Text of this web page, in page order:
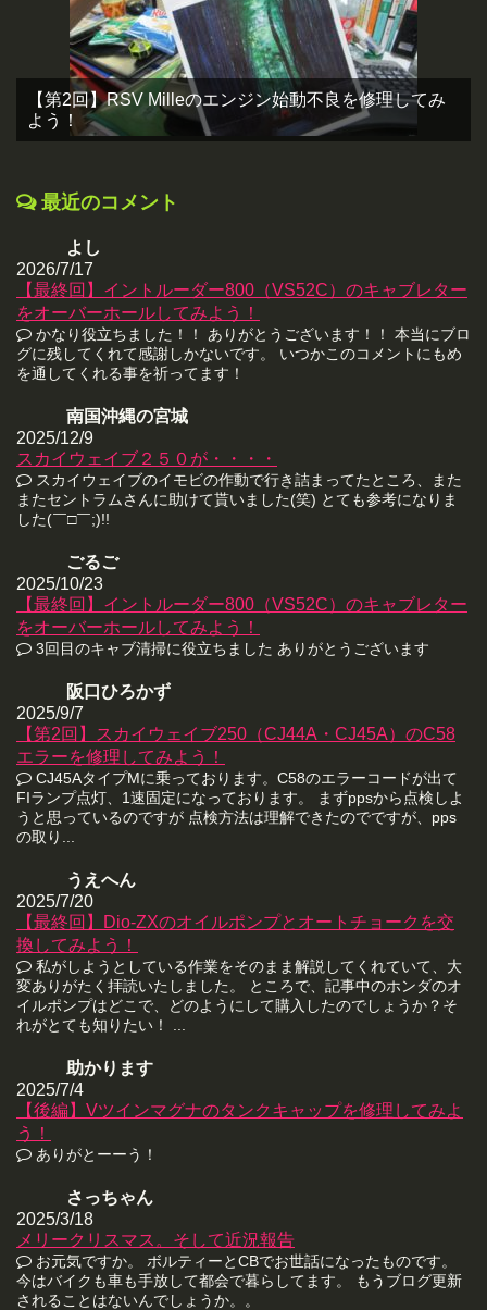
【第2回】RSV Milleのエンジン始動不良を修理してみ
よう！
最近のコメント
よし
2026/7/17
【最終回】イントルーダー800（VS52C）のキャブレター
をオーバーホールしてみよう！
かなり役立ちました！！ ありがとうございます！！ 本当にブロ
グに残してくれて感謝しかないです。 いつかこのコメントにもめ
を通してくれる事を祈ってます！
南国沖縄の宮城
2025/12/9
スカイウェイブ２５０が・・・・
スカイウェイブのイモビの作動で行き詰まってたところ、また
またセントラムさんに助けて貰いました(笑) とても参考になりま
した(￣□￣;)!!
ごるご
2025/10/23
【最終回】イントルーダー800（VS52C）のキャブレター
をオーバーホールしてみよう！
3回目のキャブ清掃に役立ちました ありがとうございます
阪口ひろかず
2025/9/7
【第2回】スカイウェイブ250（CJ44A・CJ45A）のC58
エラーを修理してみよう！
CJ45AタイプMに乗っております。C58のエラーコードが出て
FIランプ点灯、1速固定になっております。 まずppsから点検しよ
うと思っているのですが 点検方法は理解できたのでですが、pps
の取り...
うえへん
2025/7/20
【最終回】Dio-ZXのオイルポンプとオートチョークを交
換してみよう！
私がしようとしている作業をそのまま解説してくれていて、大
変ありがたく拝読いたしました。 ところで、記事中のホンダのオ
イルポンプはどこで、どのようにして購入したのでしょうか？そ
れがとても知りたい！ ...
助かります
2025/7/4
【後編】Vツインマグナのタンクキャップを修理してみよ
う！
ありがとーーう！
さっちゃん
2025/3/18
メリークリスマス。そして近況報告
お元気ですか。 ボルティーとCBでお世話になったものです。
今はバイクも車も手放して都会で暮らしてます。 もうブログ更新
されることはないんでしょうか。。